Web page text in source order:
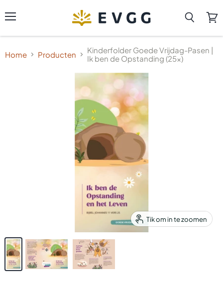
Home Producten
Kinderfolder Goede Vrijdag-Pasen |
Ik ben de Opstanding (25x)
Tik om in te zoomen